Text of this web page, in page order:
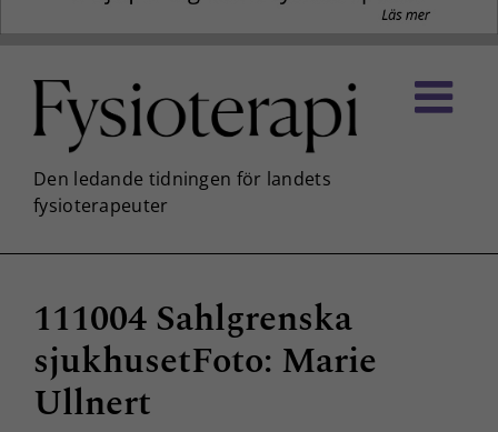
innehållet
111004 Sahlgrenska
sjukhusetFoto: Marie
Ullnert